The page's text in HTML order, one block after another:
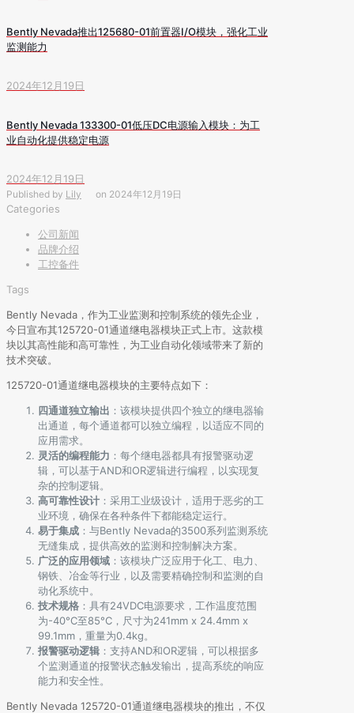
Bently Nevada推出125680-01前置器I/O模块，强化工业
监测能力
2024年12月19日
Bently Nevada 133300-01低压DC电源输入模块：为工
业自动化提供稳定电源
2024年12月19日
Published by Lily on 2024年12月19日
Categories
公司新闻
品牌介绍
工控备件
Tags
Bently Nevada，作为工业监测和控制系统的领先企业，
今日宣布其125720-01通道继电器模块正式上市。这款模
块以其高性能和高可靠性，为工业自动化领域带来了新的
技术突破。
125720-01通道继电器模块的主要特点如下：
四通道独立输出 ：该模块提供四个独立的继电器输
出通道，每个通道都可以独立编程，以适应不同的
应用需求。
灵活的编程能力 ：每个继电器都具有报警驱动逻
辑，可以基于AND和OR逻辑进行编程，以实现复
杂的控制逻辑。
高可靠性设计 ：采用工业级设计，适用于恶劣的工
业环境，确保在各种条件下都能稳定运行。
易于集成 ：与Bently Nevada的3500系列监测系统
无缝集成，提供高效的监测和控制解决方案。
广泛的应用领域 ：该模块广泛应用于化工、电力、
钢铁、冶金等行业，以及需要精确控制和监测的自
动化系统中。
技术规格 ：具有24VDC电源要求，工作温度范围
为-40°C至85°C，尺寸为241mm x 24.4mm x
99.1mm，重量为0.4kg。
报警驱动逻辑 ：支持AND和OR逻辑，可以根据多
个监测通道的报警状态触发输出，提高系统的响应
能力和安全性。
Bently Nevada 125720-01通道继电器模块的推出，不仅